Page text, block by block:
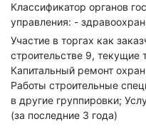
Классификатор органов
управления: -
Участие в торгах как
строительстве 9, текущие
Капитальный ремонт
Работы строительные
в другие группировки;
(за последние 3 года)